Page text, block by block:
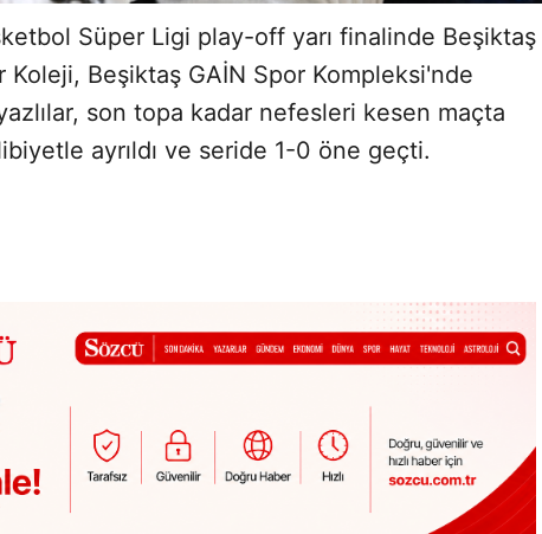
Süper Ligi play-off yarı finalinde Beşiktaş
Koleji, Beşiktaş GAİN Spor Kompleksi'nde
son topa kadar nefesleri kesen maçta
ayrıldı ve seride 1-0 öne geçti.